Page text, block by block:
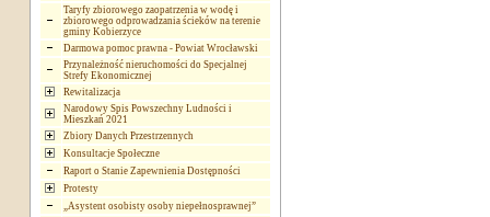
Taryfy zbiorowego zaopatrzenia w wodę i
zbiorowego odprowadzania ścieków na terenie
gminy Kobierzyce
Darmowa pomoc prawna - Powiat Wrocławski
Przynależność nieruchomości do Specjalnej
Strefy Ekonomicznej
Rewitalizacja
Narodowy Spis Powszechny Ludności i
Mieszkań 2021
Zbiory Danych Przestrzennych
Konsultacje Społeczne
Raport o Stanie Zapewnienia Dostępności
Protesty
„Asystent osobisty osoby niepełnosprawnej”